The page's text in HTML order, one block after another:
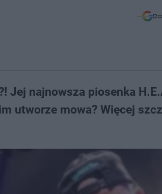
najnowsza piosenka
utworze mowa? Więcej